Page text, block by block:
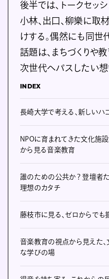
後半では、トークセッ
小林、出口、柳樂に取
けする。偶然にも同世
話題は、まちづくりや
次世代へパスしたい想
INDEX
長崎大学で考える、新しいハ
NPOに育まれてきた文化施設
から見る音楽教育
誰のための公共か？ 登壇者
理想のカタチ
藤枝市に見る、ゼロからで
音楽教育の視点から見えた
な学びの場